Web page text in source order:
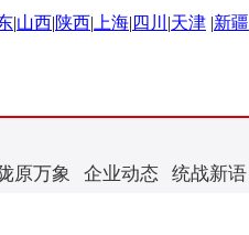
|山西|陕西| 上海| 四川 |天津 |新疆
原万象 企业动态 统战新语